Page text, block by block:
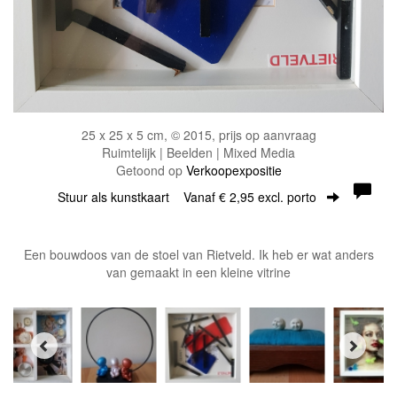
25 x 25 x 5 cm, © 2015, prijs op aanvraag
Ruimtelijk | Beelden | Mixed Media
Getoond op Verkoopexpositie
Stuur als kunstkaart Vanaf € 2,95 excl. porto
Een bouwdoos van de stoel van Rietveld. Ik heb er wat anders
van gemaakt in een kleine vitrine